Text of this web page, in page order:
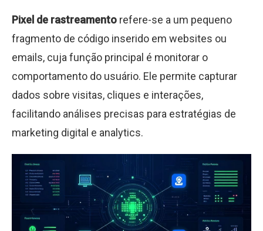
Pixel de rastreamento refere-se a um pequeno
fragmento de código inserido em websites ou
emails, cuja função principal é monitorar o
comportamento do usuário. Ele permite capturar
dados sobre visitas, cliques e interações,
facilitando análises precisas para estratégias de
marketing digital e analytics.